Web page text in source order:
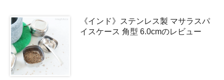
《インド》ステンレス製 マサラスパ
イスケース 角型 6.0cmのレビュー